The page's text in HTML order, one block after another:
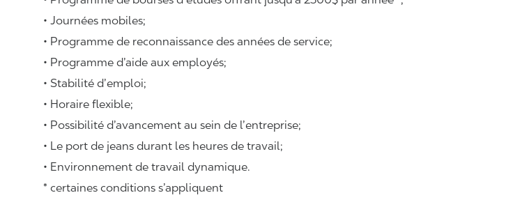
• Journées mobiles;
• Programme de reconnaissance des années de service;
• Programme d’aide aux employés;
• Stabilité d’emploi;
• Horaire flexible;
• Possibilité d’avancement au sein de l’entreprise;
• Le port de jeans durant les heures de travail;
• Environnement de travail dynamique.
* certaines conditions s’appliquent